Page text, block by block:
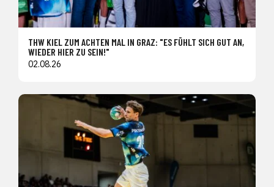
THW KIEL ZUM ACHTEN MAL IN GRAZ: "ES FÜHLT SICH GUT AN,
WIEDER HIER ZU SEIN!"
02.08.26